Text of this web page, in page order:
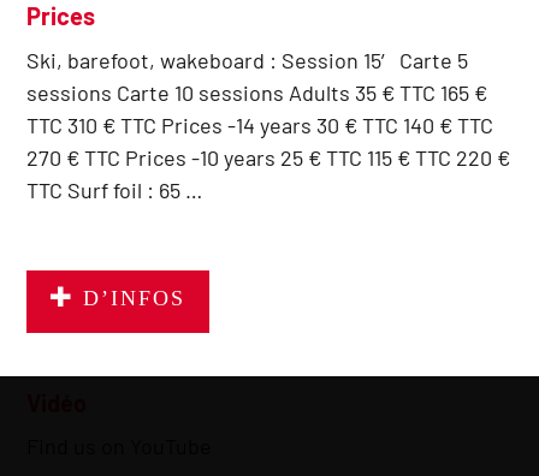
Prices
Ski, barefoot, wakeboard : Session 15′ Carte 5
sessions Carte 10 sessions Adults 35 € TTC 165 €
TTC 310 € TTC Prices -14 years 30 € TTC 140 € TTC
270 € TTC Prices -10 years 25 € TTC 115 € TTC 220 €
TTC Surf foil : 65 …
D’INFOS